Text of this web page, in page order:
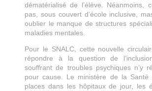
dématérialisé de l’élève. Néanmoins,
pas, sous couvert d’école inclusive,
oublier le manque de structures
maladies mentales.
Pour le SNALC, cette nouvelle
répondre à la question de
souffrant de troubles psychiques n’y
pour cause. Le ministère de la Santé
places dans les hôpitaux de jour, les